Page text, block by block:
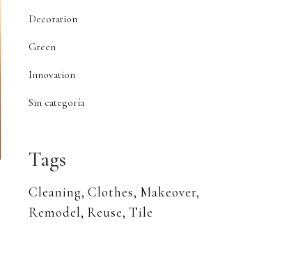
Decoration
Green
Innovation
Sin categoría
Tags
Cleaning Clothes Makeover
Remodel Reuse Tile